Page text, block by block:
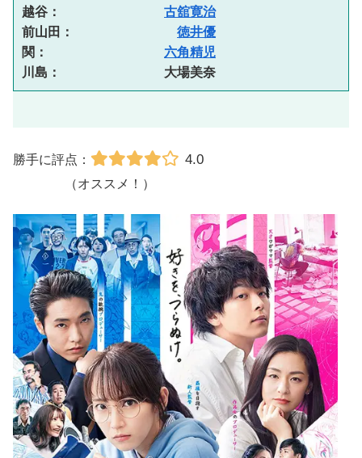
越谷： 古舘寛治
前山田： 徳井優
関： 六角精児
川島：　　　　　　　　大場美奈
勝手に評点： 4.0
（オススメ！）